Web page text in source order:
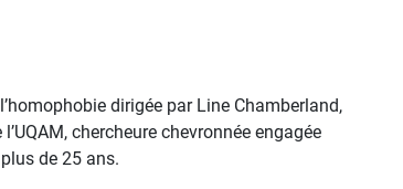
dirigée par Line Chamberland,
chercheure chevronnée engagée
de 25 ans.